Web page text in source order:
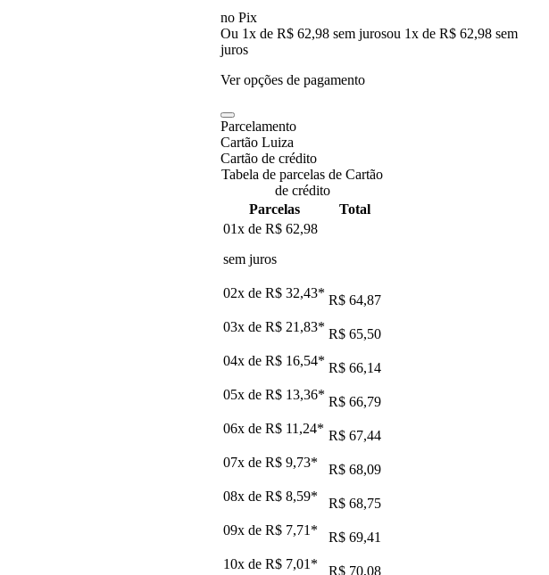
no Pix
Ou 1x de R$ 62,98 sem jurosou 1x de R$ 62,98 sem
juros
Ver opções de pagamento
Parcelamento
Cartão Luiza
Cartão de crédito
Tabela de parcelas de Cartão
de crédito
Parcelas
Total
01x de R$ 62,98
sem juros
02x de R$ 32,43* R$ 64,87
03x de R$ 21,83* R$ 65,50
04x de R$ 16,54* R$ 66,14
05x de R$ 13,36* R$ 66,79
06x de R$ 11,24* R$ 67,44
07x de R$ 9,73*
R$ 68,09
08x de R$ 8,59*
R$ 68,75
09x de R$ 7,71 *
R$ 69,41
10x de R$ 7,01 *
R$ 70,08